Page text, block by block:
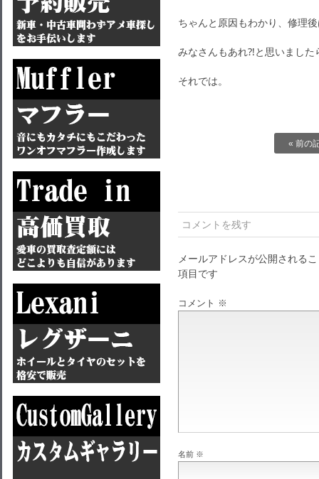
ちゃんと原因もわかり、修理
みなさんもあれ⁈と思いました
それでは。
« 前の
コメントを残す
メールアドレスが公開される
項目です
コメント ※
名前 ※